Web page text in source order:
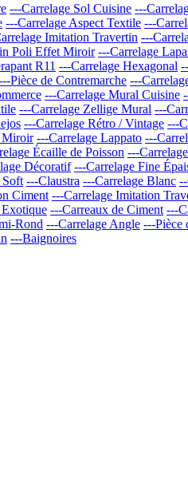
---Carrelage Sol Cuisine ---
---Carrelage Aspect Textile ---
Imitation Travertin ---
Poli Effet Miroir ---Carrelage
R11 ---Carrelage Hexagonal
Pièce de Contremarche ---
---Carrelage Mural Cuisine
---Carrelage Zellige Mural ---
---Carrelage Rétro / Vintage ---
Miroir ---Carrelage Lappato ---
Écaille de Poisson ---
Décoratif ---Carrelage Fine
Soft ---Claustra ---Carrelage Blanc
Ciment ---Carrelage Imitation
---Carreaux de Ciment ---
Rond ---Carrelage Angle ---Pièce
---Baignoires